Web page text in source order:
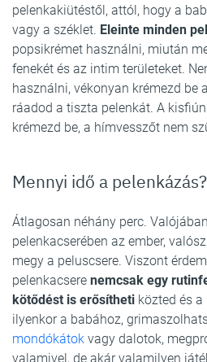
pelenkakiütéstől, attól, hogy a
vagy a széklet. Eleinte minden
popsikrémet használni, miután
fenekét és az intim területeket.
használni, vékonyan krémezd be
ráadod a tiszta pelenkát. A
krémezd be, a hímvesszőt nem
Mennyi idő a pelenkázás?
Átlagosan néhány perc.
pelenkacserében az ember,
megy a peluscsere. Viszont
pelenkacsere nemcsak egy
kötődést is erősítheti közted és
ilyenkor a babához,
mondókátok vagy dalotok,
valamivel, de akár valamilyen